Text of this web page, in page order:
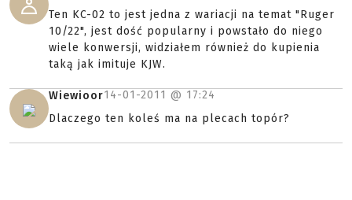
Ten KC-02 to jest jedna z wariacji na temat "Ruger
10/22", jest dość popularny i powstało do niego
wiele konwersji, widziałem również do kupienia
taką jak imituje KJW.
Wiewioor14-01-2011 @ 17:24
Dlaczego ten koleś ma na plecach topór?